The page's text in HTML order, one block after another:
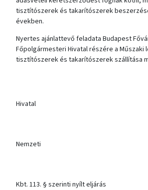
tisztítószerek és takarítószerek
években.
Nyertes ajánlattevő feladata Budapest
Főpolgármesteri Hivatal részére a Műszaki
tisztítószerek és takarítószerek szállítása
Hivatal
Nemzeti
Kbt. 113. § szerinti nyílt eljárás